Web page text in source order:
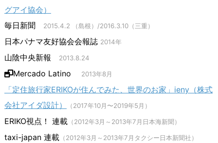
グアイ協会）
毎日新聞
2015.4.2 （島根）/2016.3.10（三重）
日本パナマ友好協会会報誌 2014年
山陰中央新報 2013.8.24
Mercado Latino 2013年8月
「定住旅行家ERIKOが住んでみた、世界のお家」ieny（株式
会社アイダ設計）
（2017年10月〜2019年5月）
ERIKO視点！ 連載（2012年3月～2013年7月日本海新聞）
taxi-japan 連載（2012年3月～2013年7月タクシー日本新聞社）